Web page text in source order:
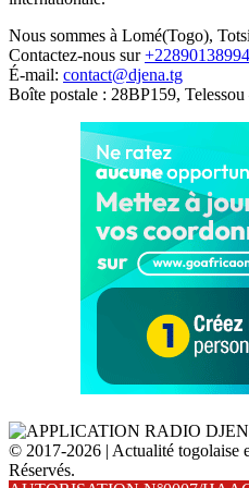
Nous sommes à Lomé(Togo),
Contactez-nous sur+22890138994
É-mail: contact@djena.tg
Boîte postale : 28BP159,
© 2017-2026 | Actualité togolaise
Réservés.